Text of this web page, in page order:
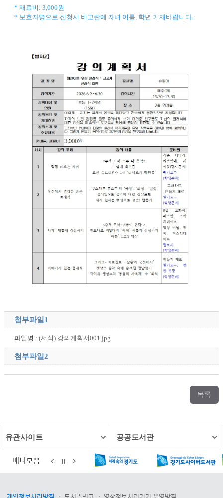
* 재료비: 3,000원
* 보호자명으로 신청시 비고란에 자녀 이름, 학년 기재바랍니다.
첨부파일1
파일명 : (서식) 강의계획서001.jpg
첨부파일2
목록
유관사이트 공공도서관
배너모음
개인정보처리방침 도서관법규 영상정보처리기기 운영방침